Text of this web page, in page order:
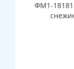
ФМ1-18181